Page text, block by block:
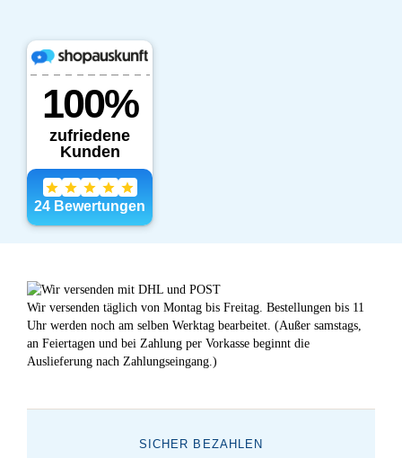
Wir versenden täglich von Montag bis Freitag. Bestellungen bis 11
Uhr werden noch am selben Werktag bearbeitet. (Außer samstags,
an Feiertagen und bei Zahlung per Vorkasse beginnt die
Auslieferung nach Zahlungseingang.)
SICHER BEZAHLEN